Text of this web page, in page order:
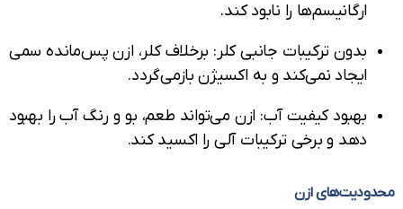
ارگانیسم‌ها را نابود کند.
بدون ترکیبات جانبی کلر: برخلاف کلر، ازن پس‌مانده سمی
ایجاد نمی‌کند و به اکسیژن بازمی‌گردد.
بهبود کیفیت آب: ازن می‌تواند طعم، بو و رنگ آب را بهبود
دهد و برخی ترکیبات آلی را اکسید کند.
ازن